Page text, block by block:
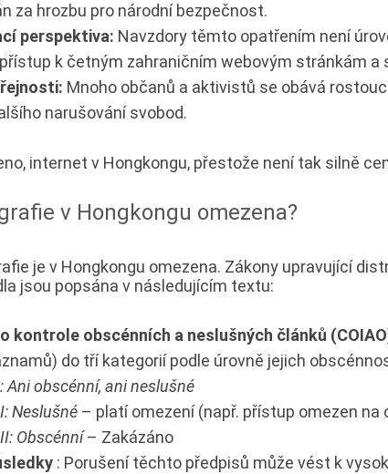
za hrozbu pro národní bezpečnost.
perspektiva: Navzdory těmto opatřením není
k četným zahraničním webovým stránkám a
Mnoho občanů a aktivistů se obává
narušování svobod.
internet v Hongkongu, přestože není tak silně
v Hongkongu omezena?
je v Hongkongu omezena. Zákony upravující
jsou popsána v následujícím textu:
kontrole obscénních a neslušných článků
do tří kategorií podle úrovně jejich
Ani obscénní, ani neslušné
Neslušné – platí omezení (např. přístup omezen na
Obscénní– Zakázáno
: Porušení těchto předpisů může vést k